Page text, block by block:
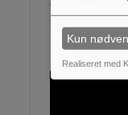
VDE Insulated
Manufacturer
Kun
Realiseret med